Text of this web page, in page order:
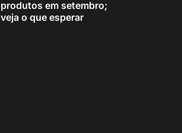
produtos em setembro;
veja o que esperar